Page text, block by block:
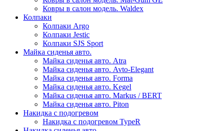
Ковры в салон модель. Waldex
Колпаки
Колпаки Argo
Колпаки Jestic
Колпаки SJS Sport
Майка сиденья авто.
Майка сиденья авто. Atra
Майка сиденья авто. Avto-Elegant
Майка сиденья авто. Forma
Майка сиденья авто. Kegel
Майка сиденья авто. Markus / BERT
Майка сиденья авто. Piton
Накидка с подогревом
Накидка с подогревом TypeR